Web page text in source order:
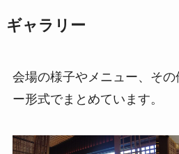
ギャラリー
会場の様子やメニュー、その
ー形式でまとめています。